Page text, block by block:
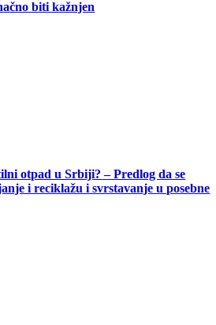
biti kažnjen
otpad u Srbiji? – Predlog da se
i reciklažu i svrstavanje u posebne